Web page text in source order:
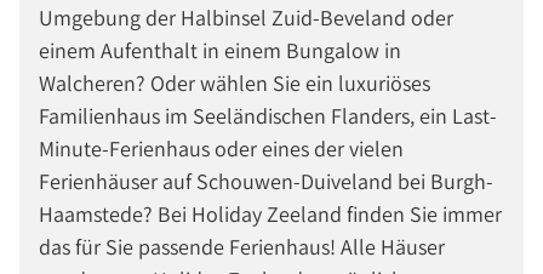
Umgebung der Halbinsel Zuid-Beveland oder
einem Aufenthalt in einem Bungalow in
Walcheren? Oder wählen Sie ein luxuriöses
Familienhaus im Seeländischen Flanders, ein Last-
Minute-Ferienhaus oder eines der vielen
Ferienhäuser auf Schouwen-Duiveland bei Burgh-
Haamstede? Bei Holiday Zeeland finden Sie immer
das für Sie passende Ferienhaus! Alle Häuser